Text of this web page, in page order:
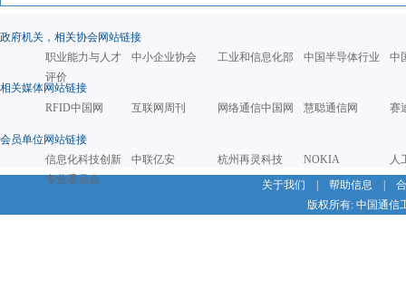
政府机关，相关协会网站链接
职业能力与人才
评价
中小企业协会 工业和信息化部 中国半导体行业 中
相关媒体网站链接
RFID中国网
互联网周刊 网络通信中国网 慧聪通信网 赛
会员单位网站链接
信息化科技创新
专业委员会
中联亿安 杭州再灵科技 NOKIA
人
关于我们
帮助信息
版权所有: 中国通信